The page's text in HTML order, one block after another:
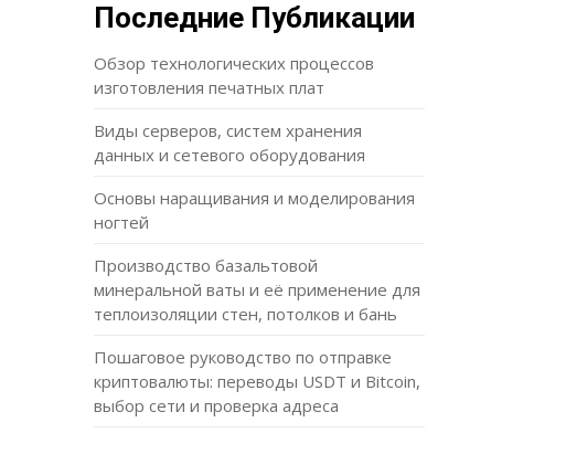
Последние Публикации
Обзор технологических процессов
изготовления печатных плат
Виды серверов, систем хранения
данных и сетевого оборудования
Основы наращивания и моделирования
ногтей
Производство базальтовой
минеральной ваты и её применение для
теплоизоляции стен, потолков и бань
Пошаговое руководство по отправке
криптовалюты: переводы USDT и Bitcoin,
выбор сети и проверка адреса